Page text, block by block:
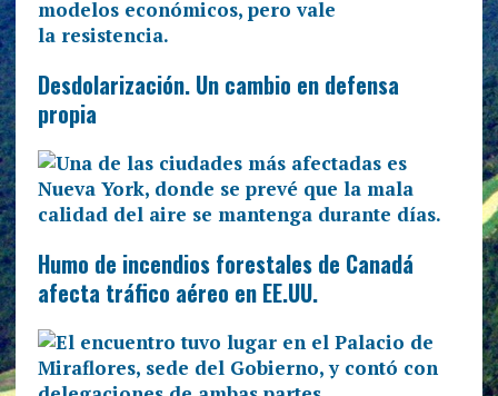
Desdolarización. Un cambio en defensa
propia
Humo de incendios forestales de Canadá
afecta tráfico aéreo en EE.UU.